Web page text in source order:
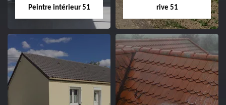
Peintre intérieur 51
Peintre intérieur
rive 51
Habillage planche
de rive 51